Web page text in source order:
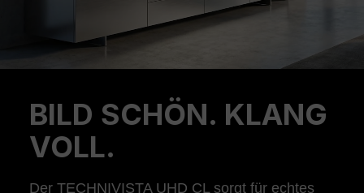
BILD SCHÖN. KLANG
VOLL.
Der TECHNIVISTA UHD CL sorgt für echtes
Previous